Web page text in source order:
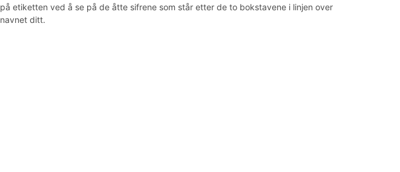
på etiketten ved å se på de åtte sifrene som står etter de to bokstavene i linjen over
navnet ditt.